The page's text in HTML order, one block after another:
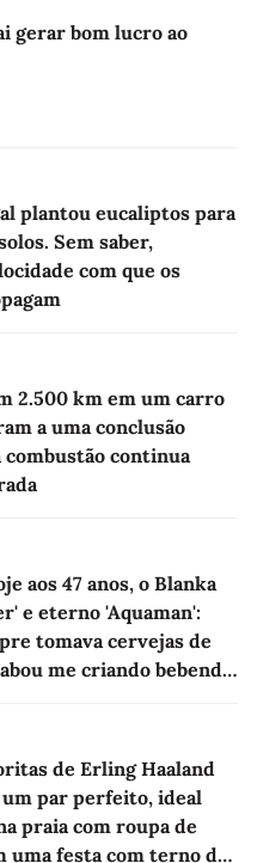
gerar bom lucro ao
plantou eucaliptos para
Sem saber,
com que os
2.500 km em um carro
a uma conclusão
continua
aos 47 anos, o Blanka
e eterno 'Aquaman':
tomava cervejas de
me criando bebendo
de Erling Haaland
um par perfeito, ideal
praia com roupa de
uma festa com terno de